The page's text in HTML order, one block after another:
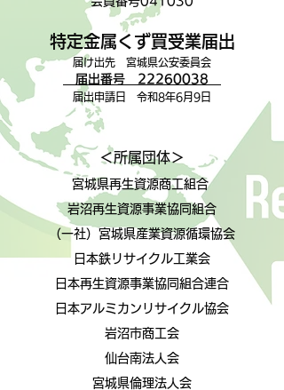
特定金属くず買受業届出
届け出先 宮城県公安委員会
届出番号 22260038
届出申請日 令和8年6月9日
＜所属団体＞
宮城県再生資源商工組合
岩沼再生資源事業協同組合
（一社）宮城県産業資源循環協会
日本鉄リサイクル工業会
日本再生資源事業協同組合連合
日本アルミカンリサイクル協会
岩沼市商工会
仙台南法人会
宮城県倫理法人会